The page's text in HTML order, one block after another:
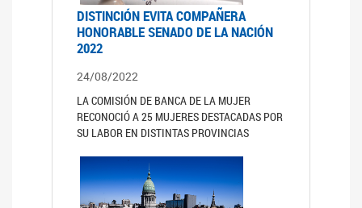
DISTINCIÓN EVITA COMPAÑERA
HONORABLE SENADO DE LA NACIÓN
2022
24/08/2022
LA COMISIÓN DE BANCA DE LA MUJER
RECONOCIÓ A 25 MUJERES DESTACADAS POR
SU LABOR EN DISTINTAS PROVINCIAS